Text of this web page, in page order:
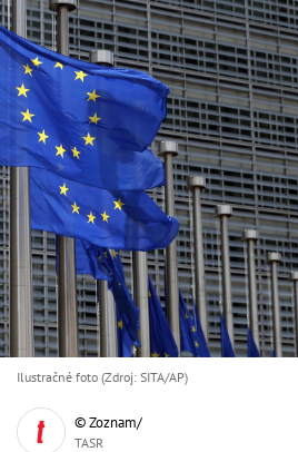
Ilustračné foto (Zdroj: SITA/AP)
© Zoznam/
TASR